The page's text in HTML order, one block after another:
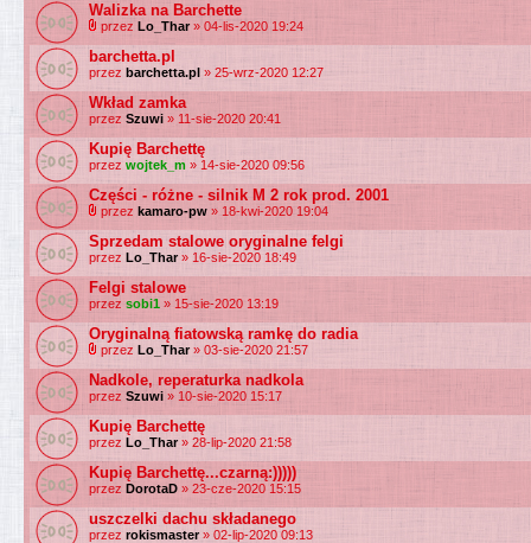
Walizka na Barchette
przez Lo_Thar» 04-lis-2020 19:24
barchetta.pl
przez barchetta.pl » 25-wrz-2020 12:27
Wkład zamka
przez Szuwi » 11-sie-2020 20:41
Kupię Barchettę
przez wojtek_m » 14-sie-2020 09:56
Części - różne - silnik M 2 rok prod. 2001
przez kamaro-pw » 18-kwi-2020 19:04
Sprzedam stalowe oryginalne felgi
przez Lo_Thar» 16-sie-2020 18:49
Felgi stalowe
przez sobi1 » 15-sie-2020 13:19
Oryginalną fiatowską ramkę do radia
przez Lo_Thar» 03-sie-2020 21:57
Nadkole, reperaturka nadkola
przez Szuwi » 10-sie-2020 15:17
Kupię Barchettę
przez Lo_Thar» 28-lip-2020 21:58
Kupię Barchettę...czarną:)))))
przez DorotaD » 23-cze-2020 15:15
uszczelki dachu składanego
przez rokismaster» 02-lip-2020 09:13